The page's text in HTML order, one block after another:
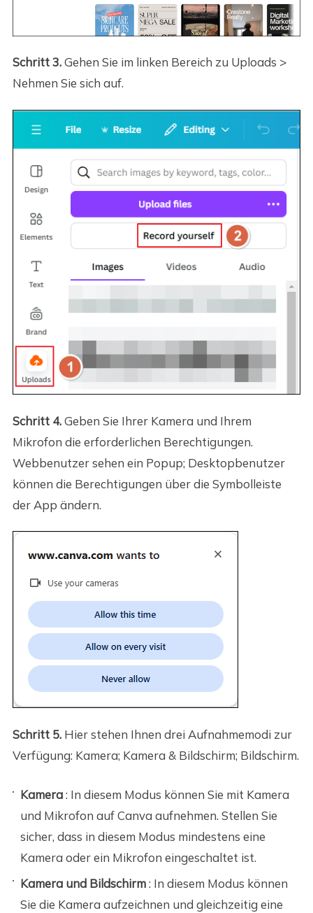
Schritt 3.Gehen Sie im linken Bereich zu Uploads >
Nehmen Sie sich auf.
Schritt 4.Geben Sie Ihrer Kamera und Ihrem
Mikrofon die erforderlichen Berechtigungen.
Webbenutzer sehen ein Popup; Desktopbenutzer
können die Berechtigungen über die Symbolleiste
der App ändern.
Schritt 5.Hier stehen Ihnen drei Aufnahmemodi zur
Verfügung: Kamera; Kamera & Bildschirm; Bildschirm.
Kamera: In diesem Modus können Sie mit Kamera
und Mikrofon auf Canva aufnehmen. Stellen Sie
sicher, dass in diesem Modus mindestens eine
Kamera oder ein Mikrofon eingeschaltet ist.
Kamera und Bildschirm: In diesem Modus können
Sie die Kamera aufzeichnen und gleichzeitig eine